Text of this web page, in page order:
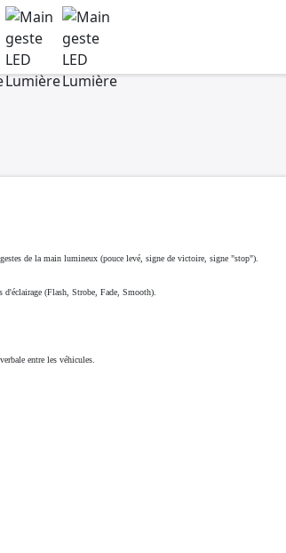
de la main lumineux (pouce levé, signe de victoire, signe "stop").
d'éclairage (Flash, Strobe, Fade, Smooth).
entre les véhicules.